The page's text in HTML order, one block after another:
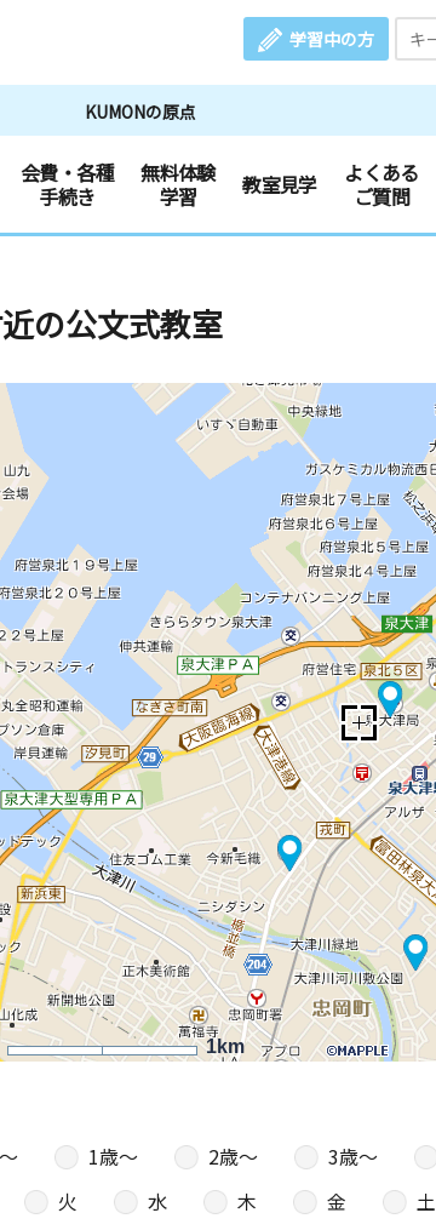
学習中の方
KUMONの原点
会費・各種
手続き
無料体験
学習
教室見学
よくある
ご質問
の公文式教室
1km
1歳〜 2歳〜 3歳〜
火 水 木 金
土